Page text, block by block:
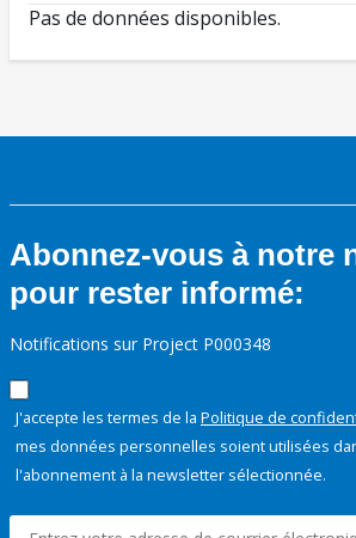
Pas de données disponibles.
Abonnez-vous à notre
pour rester informé:
Notifications sur Project P000348
J'accepte les termes de la Politique de
mes données personnelles soient utilisées
l'abonnement à la newsletter sélectionnée.